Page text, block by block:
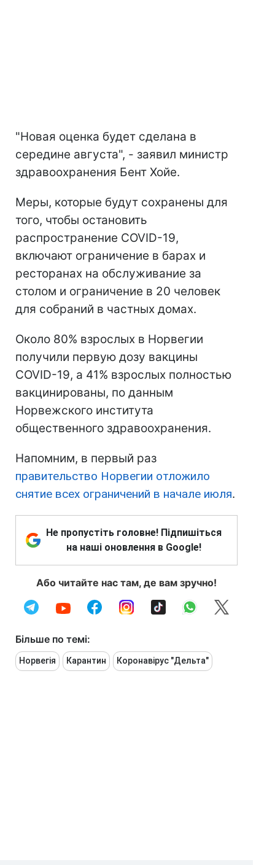
"Новая оценка будет сделана в
середине августа", - заявил министр
здравоохранения Бент Хойе.
Меры, которые будут сохранены для
того, чтобы остановить
распространение COVID-19,
включают ограничение в барах и
ресторанах на обслуживание за
столом и ограничение в 20 человек
для собраний в частных домах.
Около 80% взрослых в Норвегии
получили первую дозу вакцины
COVID-19, а 41% взрослых полностью
вакцинированы, по данным
Норвежского института
общественного здравоохранения.
Напомним, в первый раз
правительство Норвегии отложило
снятие всех ограничений в начале июля.
Не пропустіть головне! Підпишіться
на наші оновлення в Google!
Або читайте нас там, де вам зручно!
Більше по темі:
Норвегія Карантин Коронавірус "Дельта"